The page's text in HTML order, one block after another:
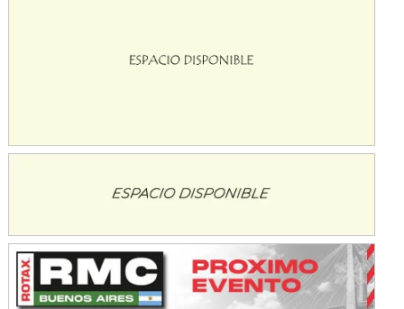
Trenque Lauquen (Buenos Aires)
Victoria (Entre Ríos)
PATAGONICO - F6
Moto Club Reginense (Tierra)
Gral. E. Godoy (Río Negro)
CSK - F7